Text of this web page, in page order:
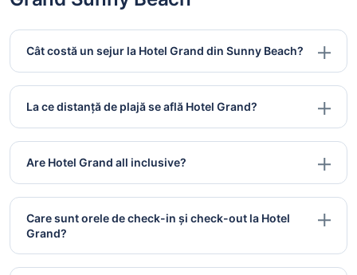
Cât costă un sejur la Hotel Grand din Sunny Beach?
La ce distanță de plajă se află Hotel Grand?
Are Hotel Grand all inclusive?
Care sunt orele de check-in și check-out la Hotel
Grand?